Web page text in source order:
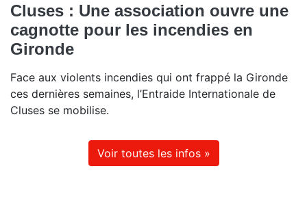
Cluses : Une association ouvre une
cagnotte pour les incendies en
Gironde
Face aux violents incendies qui ont frappé la Gironde
ces dernières semaines, l’Entraide Internationale de
Cluses se mobilise.
Voir toutes les infos »